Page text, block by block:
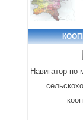
Навигатор по